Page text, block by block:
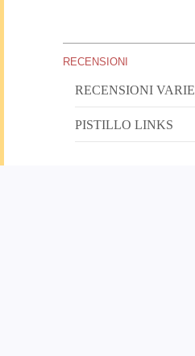
RECENSIONI
RECENSIONI VARIE
PISTILLO LINKS